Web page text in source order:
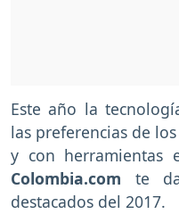
Este año la
las preferencias de
y con herramientas
Colombia.com te
destacados del 2017.